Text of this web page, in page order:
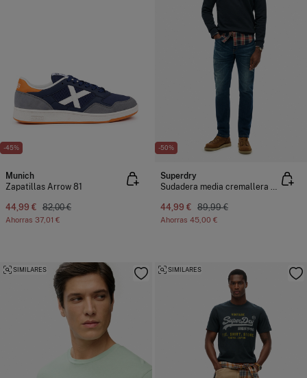
-45%
Munich
Zapatillas Arrow 81
44,99 € 82,00 €
Ahorras 37,01 €
-50%
Superdry
Sudadera media cremallera neon
44,99 € 89,99 €
Ahorras 45,00 €
SIMILARES SIMILARES